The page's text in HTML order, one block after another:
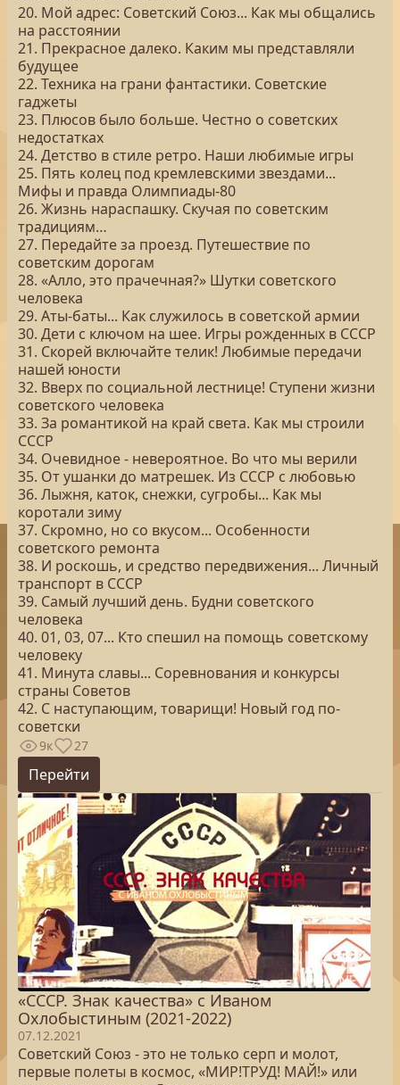
20. Мой адрес: Советский Союз... Как мы общались
на расстоянии
21. Прекрасное далеко. Каким мы представляли
будущее
22. Техника на грани фантастики. Советские
гаджеты
23. Плюсов было больше. Честно о советских
недостатках
24. Детство в стиле ретро. Наши любимые игры
25. Пять колец под кремлевскими звездами...
Мифы и правда Олимпиады-80
26. Жизнь нараспашку. Скучая по советским
традициям…
27. Передайте за проезд. Путешествие по
советским дорогам
28. «Алло, это прачечная?» Шутки советского
человека
29. Аты-баты... Как служилось в советской армии
30. Дети с ключом на шее. Игры рожденных в СССР
31. Скорей включайте телик! Любимые передачи
нашей юности
32. Вверх по социальной лестнице! Ступени жизни
советского человека
33. За романтикой на край света. Как мы строили
СССР
34. Очевидное - невероятное. Во что мы верили
35. От ушанки до матрешек. Из СССР с любовью
36. Лыжня, каток, снежки, сугробы... Как мы
коротали зиму
37. Скромно, но со вкусом... Особенности
советского ремонта
38. И роскошь, и средство передвижения... Личный
транспорт в СССР
39. Самый лучший день. Будни советского
человека
40. 01, 03, 07... Кто спешил на помощь советскому
человеку
41. Минута славы... Соревнования и конкурсы
страны Советов
42. С наступающим, товарищи! Новый год по-
советски
9к 27
Перейти
«СССР. Знак качества» с Иваном
Охлобыстиным (2021-2022)
07.12.2021
Советский Союз - это не только серп и молот,
первые полеты в космос, «МИР!ТРУД! МАЙ!» или